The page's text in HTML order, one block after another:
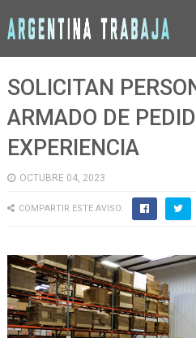
SOLICITAN
ARMADO DE
EXPERIENCIA
OCTUBRE 04, 2023
COMPARTIR ESTE AVISO: